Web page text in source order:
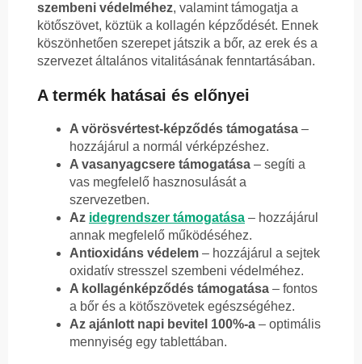
szembeni védelméhez, valamint támogatja a
kötőszövet, köztük a kollagén képződését. Ennek
köszönhetően szerepet játszik a bőr, az erek és a
szervezet általános vitalitásának fenntartásában.
A termék hatásai és előnyei
A vörösvértest-képződés támogatása –
hozzájárul a normál vérképzéshez.
A vasanyagcsere támogatása – segíti a
vas megfelelő hasznosulását a
szervezetben.
Az idegrendszer támogatása – hozzájárul
annak megfelelő működéséhez.
Antioxidáns védelem – hozzájárul a sejtek
oxidatív stresszel szembeni védelméhez.
A kollagénképződés támogatása – fontos
a bőr és a kötőszövetek egészségéhez.
Az ajánlott napi bevitel 100%-a – optimális
mennyiség egy tablettában.